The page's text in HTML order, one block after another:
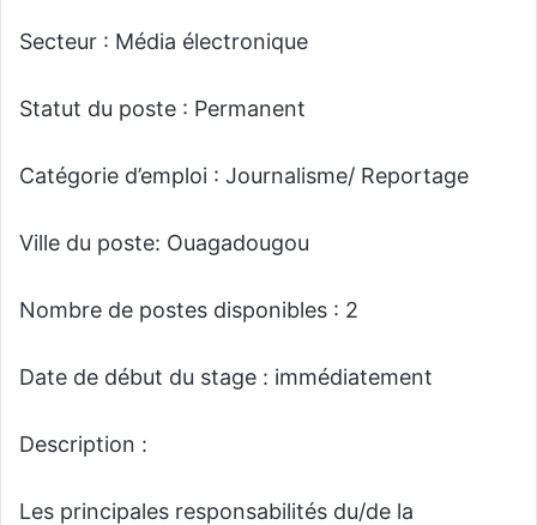
n
r
e
Secteur : Média électronique
Statut du poste : Permanent
Catégorie d’emploi : Journalisme/ Reportage
Ville du poste: Ouagadougou
Nombre de postes disponibles : 2
Date de début du stage : immédiatement
Description :
Les principales responsabilités du/de la